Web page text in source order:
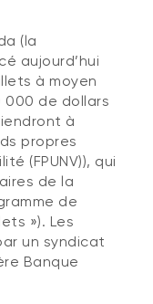
(la
aujourd’hui
à moyen
000 de dollars
à
propres
(FPUNV)), qui
de la
de
»). Les
un syndicat
Banque